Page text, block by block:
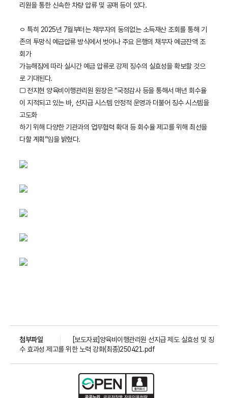
리원을 통한 신속한 차량 압류 및 공매 등이 있다.
ㅇ 특히 2025년 7월부터는 채무자의 동의없는 소득재산 조회를 통해 기
존의 투망식 예금압류 방식에서 벗어나 주요 은행의 채무자 예금잔액 조
회가
가능해짐에 따라 실시간 예금 압류로 강제 징수의 실효성을 확보할 것으
로 기대된다.
□ 전지현 양육비이행관리원 원장은 “국정감사 등을 통해서 매년 회수율
이 지적되고 있는 바, 선지급 시스템 안정적 운영과 더불어 징수 시스템을
고도화
하기 위해 다양한 기관과의 업무협력 확대 등 회수율 제고를 위해 최선을
다할 계획”임을 밝혔다.
첨부파일
[보도자료]양육비이행관리원 선지급 제도 실효성 및 징
수 효과성 제고를 위한 노력 강화(최종)250421.pdf